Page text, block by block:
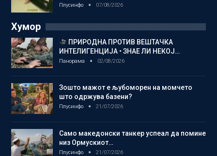
Плусинфо 07/08/2026
Хумор
ПРИРОДНА ПРОТИВ ВЕШТАЧКА
ИНТЕЛИГЕНЦИЈА • ЗНАЕ ЛИ НЕКОЈ…
Панорама 02/08/2026
Зошто мажот е љубоморен на момчето
што одржува базени?
Плусинфо 21/07/2026
Само македонски танкер успеал да помине
низ Ормускиот…
Плусинфо 21/07/2026